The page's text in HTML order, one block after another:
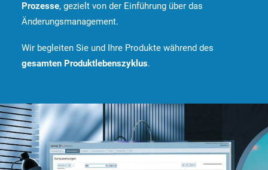
Prozesse, gezielt von der Einführung über das
Änderungsmanagement.
Wir begleiten Sie und Ihre Produkte während des
gesamten Produktlebenszyklus.